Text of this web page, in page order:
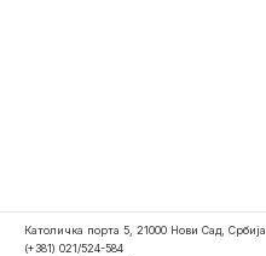
Католичка порта 5, 21000 Нови Сад, Србија
(+381) 021/524-584